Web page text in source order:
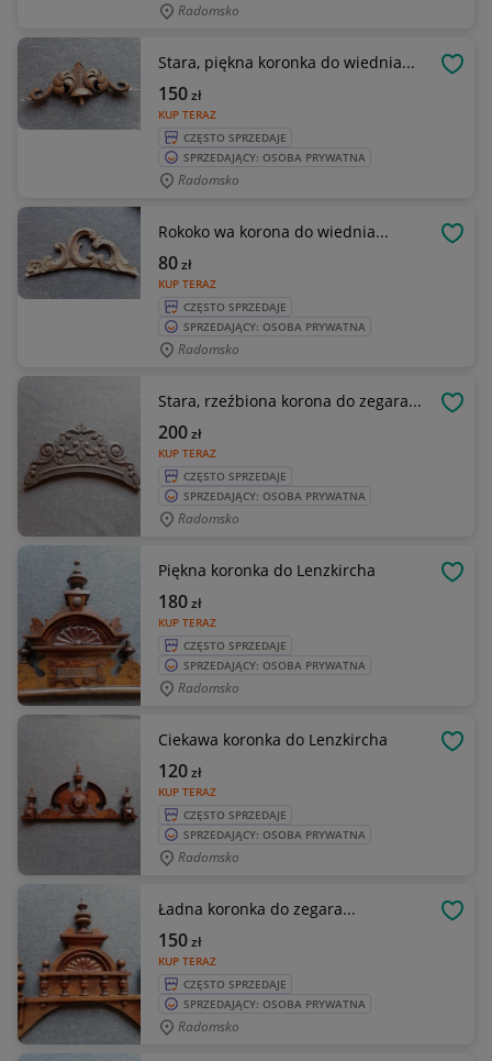
Radomsko
Stara, piękna koronka do wiednia...
KUP TERAZ
150zł
CZĘSTO SPRZEDAJE
SPRZEDAJĄCY: OSOBA PRYWATNA
Radomsko
Rokoko wa korona do wiednia...
KUP TERAZ
80zł
CZĘSTO SPRZEDAJE
SPRZEDAJĄCY: OSOBA PRYWATNA
Radomsko
Stara, rzeźbiona korona do zegara...
KUP TERAZ
200zł
CZĘSTO SPRZEDAJE
SPRZEDAJĄCY: OSOBA PRYWATNA
Radomsko
Piękna koronka do Lenzkircha
KUP TERAZ
180zł
CZĘSTO SPRZEDAJE
SPRZEDAJĄCY: OSOBA PRYWATNA
Radomsko
Ciekawa koronka do Lenzkircha
KUP TERAZ
120zł
CZĘSTO SPRZEDAJE
SPRZEDAJĄCY: OSOBA PRYWATNA
Radomsko
Ładna koronka do zegara...
KUP TERAZ
150zł
CZĘSTO SPRZEDAJE
SPRZEDAJĄCY: OSOBA PRYWATNA
Radomsko